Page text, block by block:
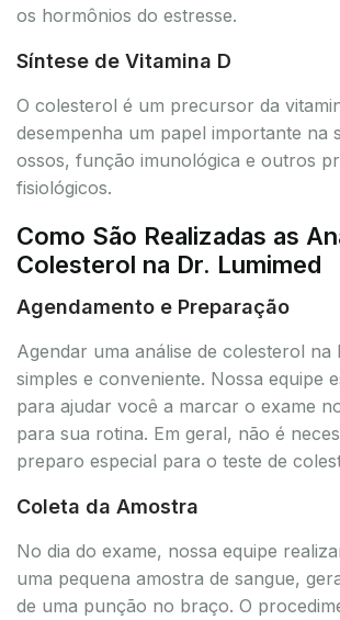
os hormônios do estresse.
Síntese de Vitamina D
O colesterol é um precursor da
desempenha um papel importante na
ossos, função imunológica e outros
fisiológicos.
Como São Realizadas as
Colesterol na Dr. Lumimed
Agendamento e Preparação
Agendar uma análise de colesterol na
simples e conveniente. Nossa equipe
para ajudar você a marcar o exame
para sua rotina. Em geral, não é
preparo especial para o teste de
Coleta da Amostra
No dia do exame, nossa equipe
uma pequena amostra de sangue,
de uma punção no braço. O